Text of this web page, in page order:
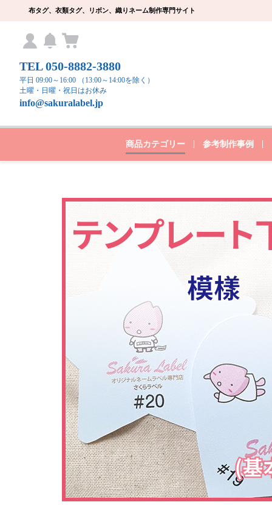
布タグ、衣類タグ、リボン、織りネーム制作専門サイト
TEL 050-8882-3880
平日 09:00～16:00 （13:00～14:00を除く）
土曜・日曜・祝日はお休み
info@sakuralabel.jp
商品カテゴリー 参考制作事例